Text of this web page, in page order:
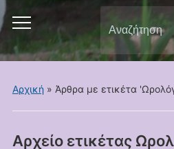
Εναλλαγή
του
μενού
για
Αναζήτηση
για:
Αρχική » Άρθρα με ετικέτα
Αρχείο ετικέτας